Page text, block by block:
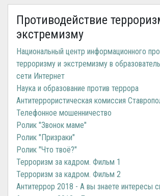
Противодействие
экстремизму
Национальный центр информационного
терроризму и экстремизму в
сети Интернет
Наука и образование против террора
Антитеррористическая комиссия
Телефонное мошенничество
Ролик "Звонок маме"
Ролик "Призраки"
Ролик "Что твоё?"
Терроризм за кадром. Фильм 1
Терроризм за кадром. Фильм 2
Антитеррор 2018 - А вы знаете интересы